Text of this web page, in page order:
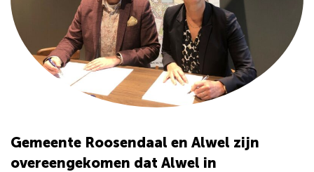
Gemeente Roosendaal en Alwel zijn
overeengekomen dat Alwel in